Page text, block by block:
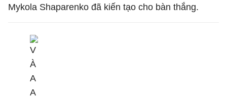
Mykola Shaparenko đã kiến tạo cho bàn thắng.